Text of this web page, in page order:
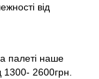
від
палеті наше
1300- 2600грн.